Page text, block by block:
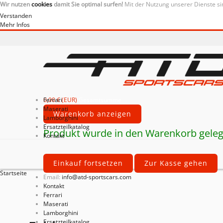
Wir nutzencookiesdamit Sie optimal surfen! Mit der Nutzung unserer Dienste
Verstanden
Mehr Infos
0,00 € (EUR)
Warenkorb anzeigen
Produkt wurde in den Warenkorb
Einkauf fortsetzen Zur Kasse gehen
Email: info@atd-sportscars.com
Kontakt
Ferrari
Maserati
Lamborghini
Ferrari
Maserati
Lamborghini
Ersatzteilkatalog
Kontakt
Startseite